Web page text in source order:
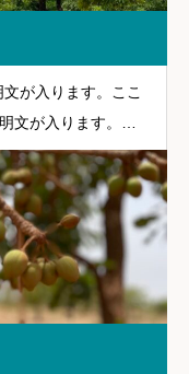
が入ります。ここ
文が入ります。こ